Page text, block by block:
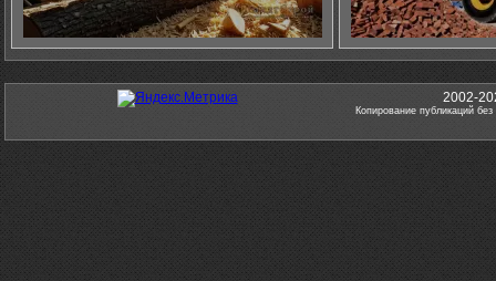
2002-
Копирование публикаций